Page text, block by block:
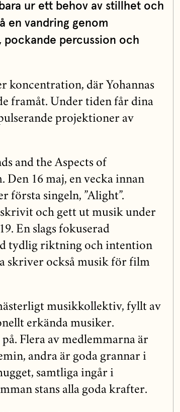
ur ett behov av stillhet och
en vandring genom
pockande percussion och
koncentration, där Yohannas
framåt. Under tiden får dina
projektioner av
and the Aspects of
16 maj, en vecka innan
första singeln, ”Alight”.
och gett ut musik under
En slags fokuserad
tydlig riktning och intention
skriver också musik för film
musikkollektiv, fyllt av
erkända musiker.
Flera av medlemmarna är
andra är goda grannar i
samtliga ingår i
stans alla goda krafter.